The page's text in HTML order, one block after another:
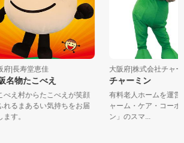
阪府|長寿堂恵佳
阪名物たこべえ
こべえ村からたこべえが笑顔
ふれるまあるい気持ちをお届
します。
大阪府|株式会社チ
チャーミン
有料老人ホームを運
ャーム・ケア・コー
ン」のスマ...